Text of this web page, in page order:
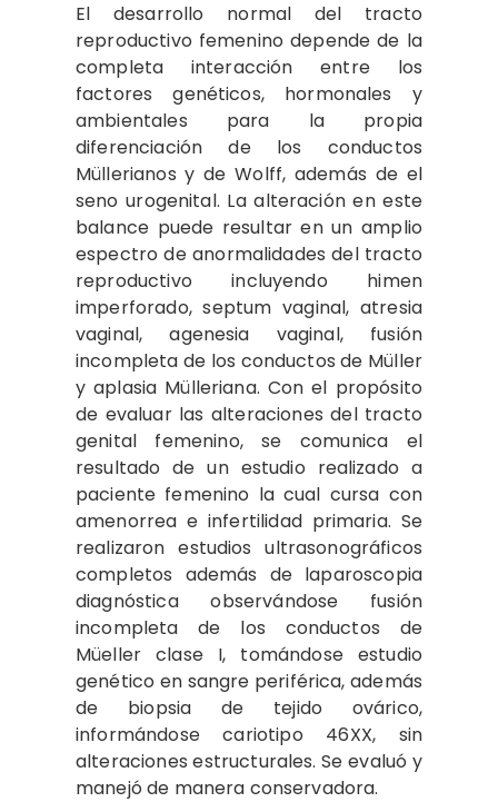
El desarrollo normal del tracto
reproductivo femenino depende de la
completa interacción entre los
factores genéticos, hormonales y
ambientales para la propia
diferenciación de los conductos
Müllerianos y de Wolff, además de el
seno urogenital. La alteración en este
balance puede resultar en un amplio
espectro de anormalidades del tracto
reproductivo incluyendo himen
imperforado, septum vaginal, atresia
vaginal, agenesia vaginal, fusión
incompleta de los conductos de Müller
y aplasia Mülleriana. Con el propósito
de evaluar las alteraciones del tracto
genital femenino, se comunica el
resultado de un estudio realizado a
paciente femenino la cual cursa con
amenorrea e infertilidad primaria. Se
realizaron estudios ultrasonográficos
completos además de laparoscopia
diagnóstica observándose fusión
incompleta de los conductos de
Müeller clase I, tomándose estudio
genético en sangre periférica, además
de biopsia de tejido ovárico,
informándose cariotipo 46XX, sin
alteraciones estructurales. Se evaluó y
manejó de manera conservadora.